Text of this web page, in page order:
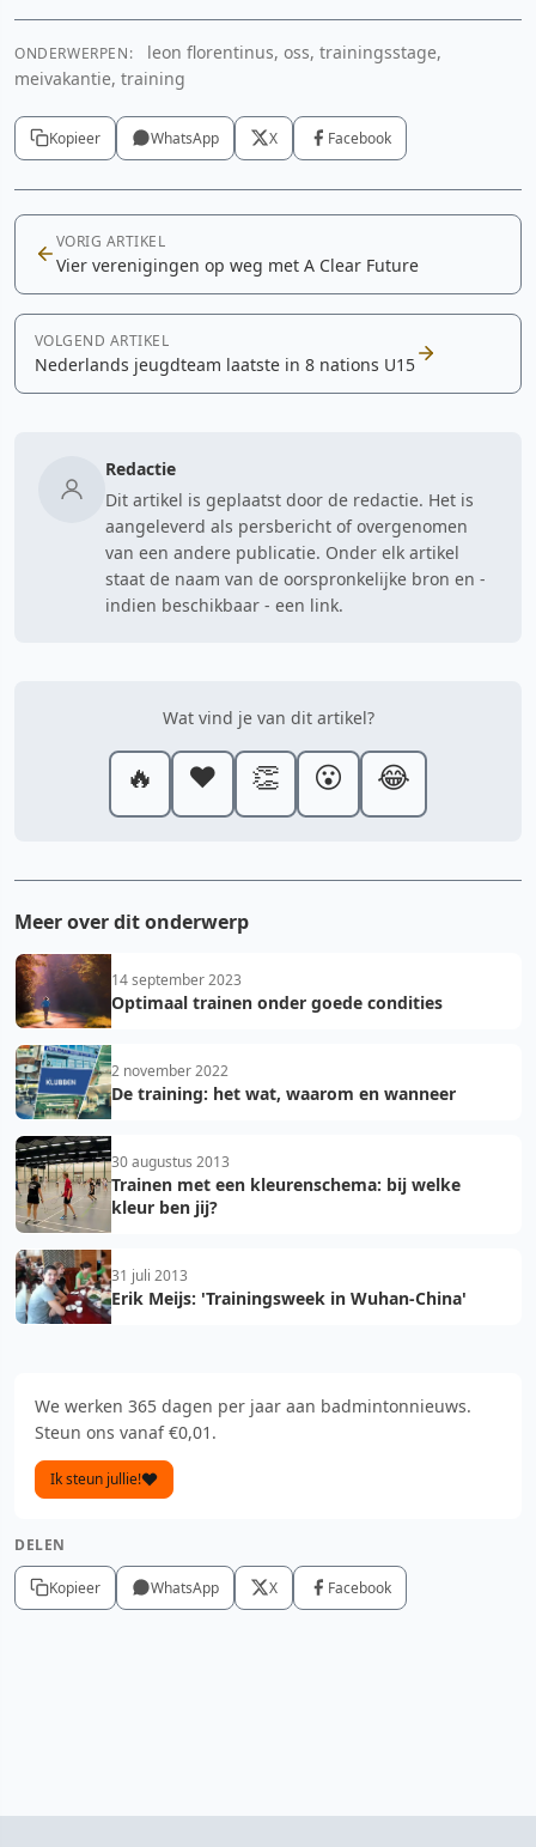
ONDERWERPEN:
leon florentinus, oss, trainingsstage,
meivakantie, training
Kopieer WhatsApp X Facebook
VORIG ARTIKEL
Vier verenigingen op weg met A Clear Future
VOLGEND ARTIKEL
Nederlands jeugdteam laatste in 8 nations U15
Redactie
Dit artikel is geplaatst door de redactie. Het is
aangeleverd als persbericht of overgenomen
van een andere publicatie. Onder elk artikel
staat de naam van de oorspronkelijke bron en -
indien beschikbaar - een link.
Wat vind je van dit artikel?
🔥 ❤️ 👏 😮 😂
Meer over dit onderwerp
14 september 2023
Optimaal trainen onder goede condities
2 november 2022
De training: het wat, waarom en wanneer
30 augustus 2013
Trainen met een kleurenschema: bij welke
kleur ben jij?
31 juli 2013
Erik Meijs: 'Trainingsweek in Wuhan-China'
We werken 365 dagen per jaar aan badmintonnieuws.
Steun ons vanaf €0,01.
Ik steun jullie!
DELEN
Kopieer WhatsApp X Facebook